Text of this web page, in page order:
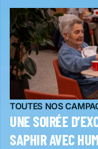
TOUTES NOS
UNE SOIRÉE
SAPHIR AVEC